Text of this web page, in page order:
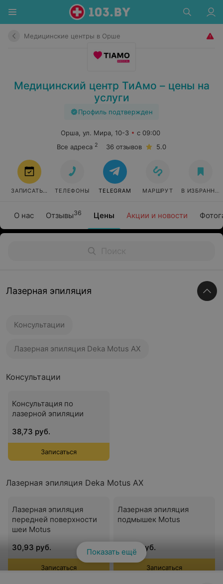
Медицинские центры в Орше
Медицинский центр ТиАмо – цены на
услуги
Профиль подтвержден
О нас Отзывы36 Цены Акции и новости
Орша, ул. Мира, 10-3
с 09:00
Все адреса 2 36 отзывов 5.0
ЗАПИСАТЬСЯ ТЕЛЕФОНЫ TELEGRAM МАРШРУТ В ИЗБРАННОЕ
Лазерная эпиляция
Консультации
Лазерная эпиляция Deka Motus AX
Консультации
Консультация по
лазерной эпиляции
38,73 руб.
Записаться
Лазерная эпиляция Deka Motus AX
Лазерная эпиляция
передней поверхности
шеи Motus
30,93 руб.
Записаться
Лазерная эпиляция
подмышек Motus
42,48 руб.
Записаться
Показать ещё